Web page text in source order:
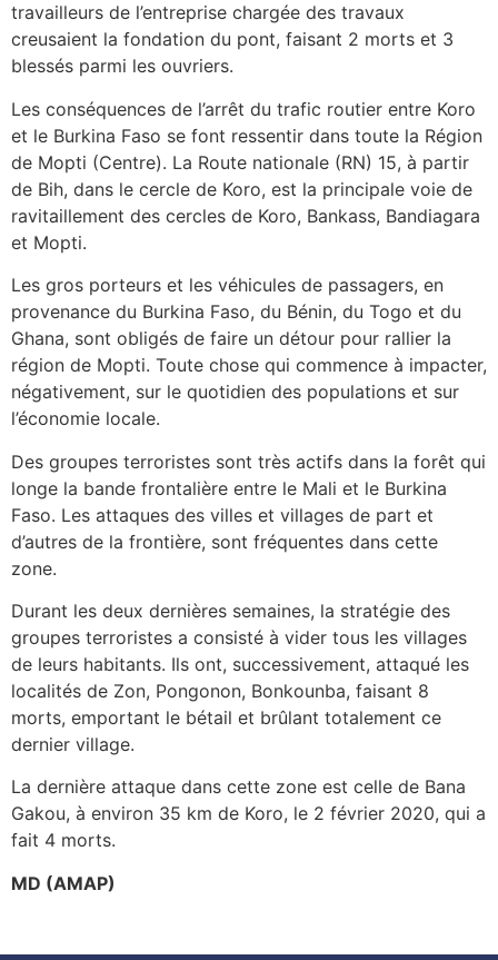
travailleurs de l’entreprise chargée des travaux
creusaient la fondation du pont, faisant 2 morts et 3
blessés parmi les ouvriers.
Les conséquences de l’arrêt du trafic routier entre Koro
et le Burkina Faso se font ressentir dans toute la Région
de Mopti (Centre). La Route nationale (RN) 15, à partir
de Bih, dans le cercle de Koro, est la principale voie de
ravitaillement des cercles de Koro, Bankass, Bandiagara
et Mopti.
Les gros porteurs et les véhicules de passagers, en
provenance du Burkina Faso, du Bénin, du Togo et du
Ghana, sont obligés de faire un détour pour rallier la
région de Mopti. Toute chose qui commence à impacter,
négativement, sur le quotidien des populations et sur
l’économie locale.
Des groupes terroristes sont très actifs dans la forêt qui
longe la bande frontalière entre le Mali et le Burkina
Faso. Les attaques des villes et villages de part et
d’autres de la frontière, sont fréquentes dans cette
zone.
Durant les deux dernières semaines, la stratégie des
groupes terroristes a consisté à vider tous les villages
de leurs habitants. Ils ont, successivement, attaqué les
localités de Zon, Pongonon, Bonkounba, faisant 8
morts, emportant le bétail et brûlant totalement ce
dernier village.
La dernière attaque dans cette zone est celle de Bana
Gakou, à environ 35 km de Koro, le 2 février 2020, qui a
fait 4 morts.
MD (AMAP)